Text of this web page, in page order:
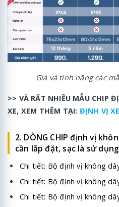
Giá và tính năng các
>> VÀ RẤT NHIỀU MẪU CHIP
XE, XEM THÊM TẠI: ĐỊNH VỊ
2. DÒNG CHIP định vị
cần lắp đặt, sạc là sử dụng
Chi tiết: Bộ định vị không
Chi tiết: Bộ định vị không
Chi tiết: Bộ định vị không